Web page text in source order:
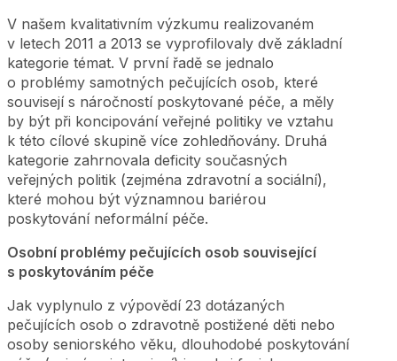
V našem kvalitativním výzkumu realizovaném
v letech 2011 a 2013 se vyprofilovaly dvě základní
kategorie témat. V první řadě se jednalo
o problémy samotných pečujících osob, které
souvisejí s náročností poskytované péče, a měly
by být při koncipování veřejné politiky ve vztahu
k této cílové skupině více zohledňovány. Druhá
kategorie zahrnovala deficity současných
veřejných politik (zejména zdravotní a sociální),
které mohou být významnou bariérou
poskytování neformální péče.
Osobní problémy pečujících osob související
s poskytováním péče
Jak vyplynulo z výpovědí 23 dotázaných
pečujících osob o zdravotně postižené děti nebo
osoby seniorského věku, dlouhodobé poskytování